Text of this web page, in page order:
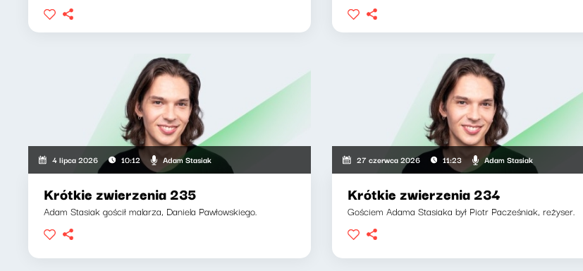
4 lipca 2026 10:12 Adam Stasiak
Krótkie zwierzenia 235
Adam Stasiak gościł malarza, Daniela Pawłowskiego.
27 czerwca 2026 11:23 Adam Stasiak
Krótkie zwierzenia 234
Gościem Adama Stasiaka był Piotr Pacześniak, reżyser.